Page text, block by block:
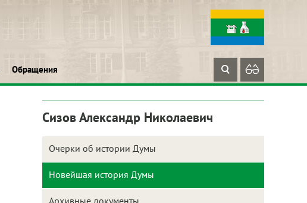
Обращения
Сизов Александр Николаевич
Очерки об истории Думы
Новейшая история Думы
Архивные документы